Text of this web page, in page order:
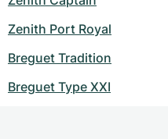
Zenith Port Royal
Breguet Tradition
Breguet Type XXI